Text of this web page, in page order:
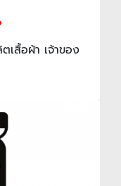
เสื้อผ้า เจ้าของ